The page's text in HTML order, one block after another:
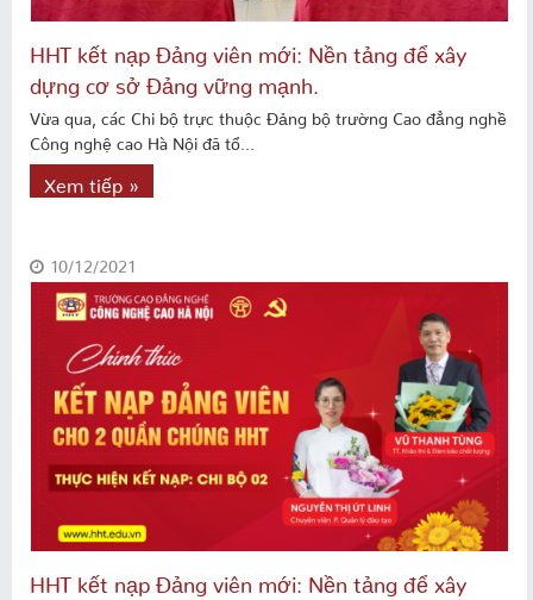
HHT kết nạp Đảng viên mới: Nền tảng để xây
dựng cơ sở Đảng vững mạnh.
Vừa qua, các Chi bộ trực thuộc Đảng bộ trường Cao đẳng nghề
Công nghệ cao Hà Nội đã tổ...
Xem tiếp »
10/12/2021
HHT kết nạp Đảng viên mới: Nền tảng để xây